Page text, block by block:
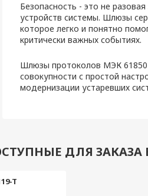
Безопасность - это не
устройств системы. Шлюзы
которое легко и понятно
критически важных событиях.
Шлюзы протоколов МЭК 61850
совокупности с простой
модернизации устаревших
ДЛЯ ЗАКАЗА
T